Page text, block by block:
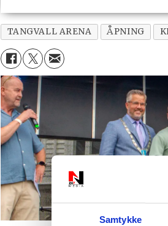
Samtykke
TANGVALL ARENA ÅPNING